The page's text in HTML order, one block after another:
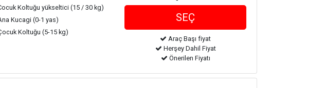
Koltuğu yükseltici (15 / 30 kg)
Kucagi (0-1 yas)
Koltuğu (5-15 kg)
Araç Başı fiyat
Herşey Dahil Fiyat
Önerilen Fiyatı